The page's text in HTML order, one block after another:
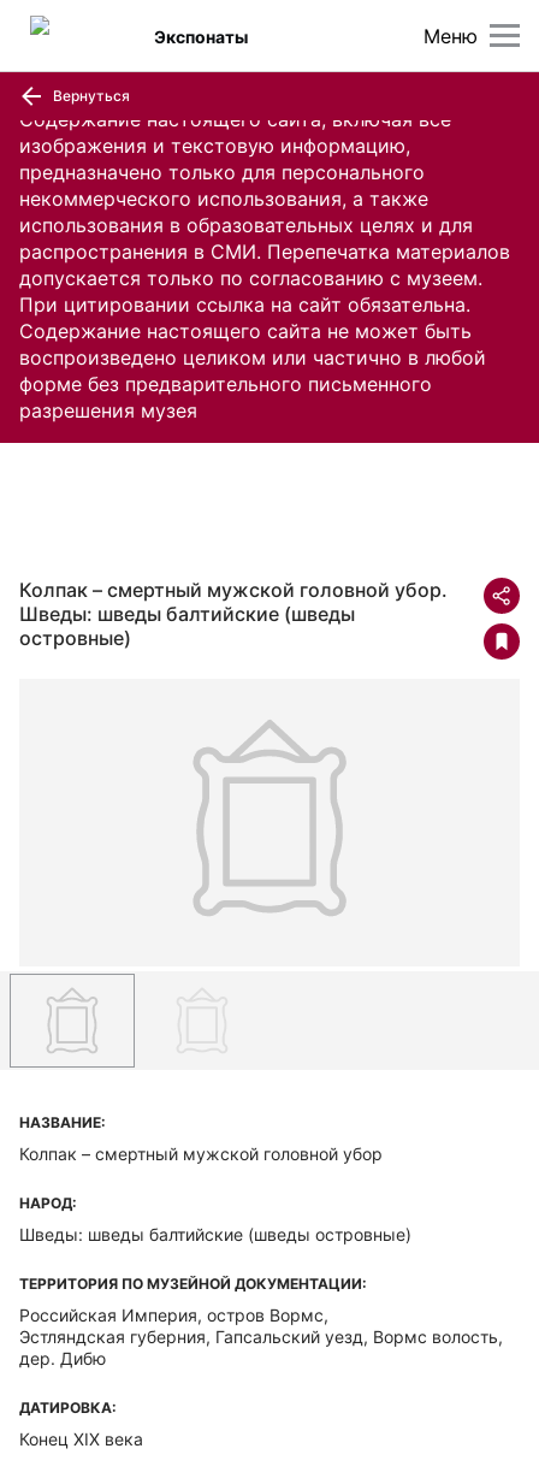
Содержание настоящего сайта, включая все
изображения и текстовую информацию,
предназначено только для персонального
некоммерческого использования, а также
использования в образовательных целях и для
распространения в СМИ. Перепечатка материалов
допускается только по согласованию с музеем.
При цитировании ссылка на сайт обязательна.
Содержание настоящего сайта не может быть
воспроизведено целиком или частично в любой
форме без предварительного письменного
разрешения музея
Меню
Экспонаты
Вернуться
Колпак – смертный мужской головной убор.
Шведы: шведы балтийские (шведы
островные)
НАЗВАНИЕ:
Колпак – смертный мужской головной убор
НАРОД:
Шведы: шведы балтийские (шведы островные)
ТЕРРИТОРИЯ ПО МУЗЕЙНОЙ ДОКУМЕНТАЦИИ:
Российская Империя, остров Вормс,
Эстляндская губерния, Гапсальский уезд, Вормс волость,
дер. Дибю
ДАТИРОВКА:
Конец XIX века